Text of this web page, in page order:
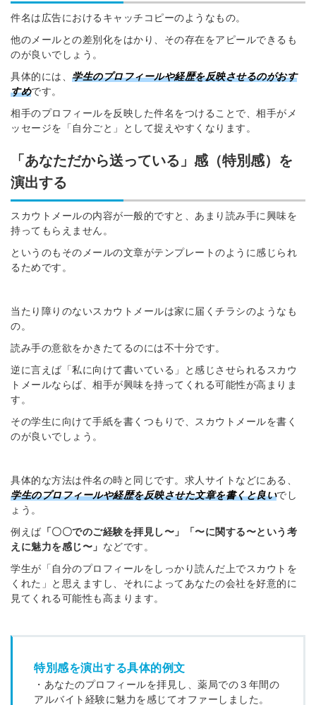
件名は広告におけるキャッチコピーのようなもの。
他のメールとの差別化をはかり、その存在をアピールできるも
のが良いでしょう。
具体的には、 学生のプロフィールや経歴を反映させるのがおす
すめです。
相手のプロフィールを反映した件名をつけることで、相手がメ
ッセージを「自分ごと」として捉えやすくなります。
「あなただから送っている」感（特別感）を
演出する
スカウトメールの内容が一般的ですと、あまり読み手に興味を
持ってもらえません。
というのもそのメールの文章がテンプレートのように感じられ
るためです。
当たり障りのないスカウトメールは家に届くチラシのようなも
の。
読み手の意欲をかきたてるのには不十分です。
逆に言えば「私に向けて書いている」と感じさせられるスカウ
トメールならば、相手が興味を持ってくれる可能性が高まりま
す。
その学生に向けて手紙を書くつもりで、スカウトメールを書く
のが良いでしょう。
具体的な方法は件名の時と同じです。求人サイトなどにある、
学生のプロフィールや経歴を反映させた文章を書くと良いでし
ょう。
例えば 「〇〇でのご経験を拝見し〜」「〜に関する〜という考
えに魅力を感じ〜」 などです。
学生が「自分のプロフィールをしっかり読んだ上でスカウトを
くれた」と思えますし、それによってあなたの会社を好意的に
見てくれる可能性も高まります。
特別感を演出する具体的例文
・あなたのプロフィールを拝見し、薬局での３年間の
アルバイト経験に魅力を感じてオファーしました。
する
れですか？
でログイン
許可なく投稿すること
せん
※ログインIDとなります
利用規約 と個人情報の取り扱いについて
登録する